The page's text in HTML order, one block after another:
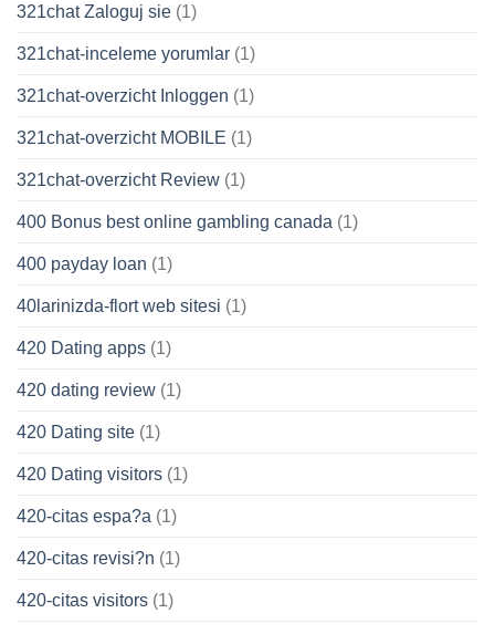
321chat Zaloguj sie (1)
321chat-inceleme yorumlar (1)
321chat-overzicht Inloggen (1)
321chat-overzicht MOBILE (1)
321chat-overzicht Review (1)
400 Bonus best online gambling canada (1)
400 payday loan (1)
40larinizda-flort web sitesi (1)
420 Dating apps (1)
420 dating review (1)
420 Dating site (1)
420 Dating visitors (1)
420-citas espa?a (1)
420-citas revisi?n (1)
420-citas visitors (1)